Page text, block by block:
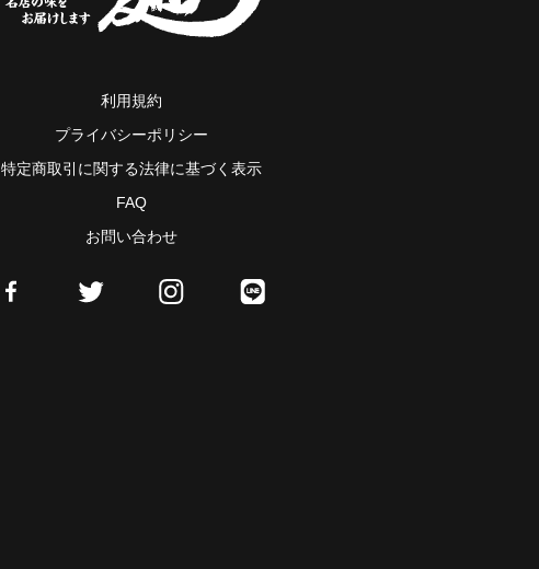
利用規約
プライバシーポリシー
特定商取引に関する法律に基づく表示
FAQ
お問い合わせ